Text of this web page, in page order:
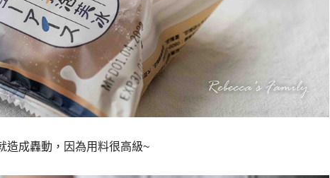
造成轟動，因為用料很高級~